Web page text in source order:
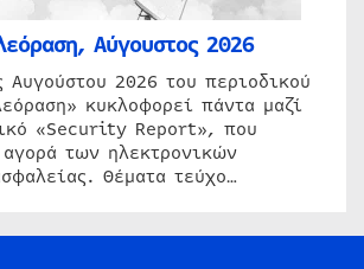
Αύγουστος 2026
Αυγούστου 2026 του περιοδικού
κυκλοφορεί πάντα μαζί
«Security Report», που
των ηλεκτρονικών
Θέματα τεύχο…